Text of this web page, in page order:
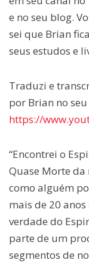
e no seu blog.
sei que Brian
seus estudos e
Traduzi e
por Brian no
https://
“Encontrei o
Quase Morte
como alguém
mais de 20
verdade do
parte de um
segmentos de